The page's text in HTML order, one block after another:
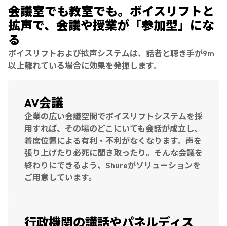
会議室でも教室でも。ボイスリフトと
拡声で、会議や授業が「参加型」にな
る
ボイスリフトおよび拡声システムは、話者と聴き手が9m
以上離れている場合に効果を発揮します。
AV会議
企業の広い会議空間でボイスリフトシステムを採
用すれば、その場のどこにいても会話が成立し、
着席位置による有利・不利がなくなります。声を
張り上げたり必死に聞き取ったり。そんな会議を
終わりにできるよう、Shureがソリューションを
ご用意しています。